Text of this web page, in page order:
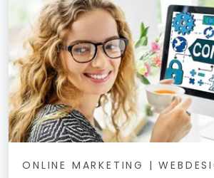
ONLINE MARKETING |